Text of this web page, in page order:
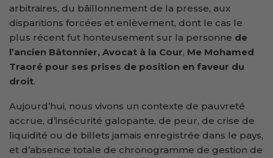
arbitraires, du bâillonnement de la presse, aux
disparitions forcées et enlèvement, dont le cas le
plus récent fut honteusement sur la personne de
l’ancien Bâtonnier, Avocat à la Cour, Me Mohamed
Traoré pour ses prises de position en faveur du
droit.
Aujourd’hui, nous vivons un contexte de pauvreté
accrue, d’insécurité galopante, de peur, de crise de
liquidité ou de billets jamais enregistrée dans le pays,
et d’absence totale de chronogramme de gestion de